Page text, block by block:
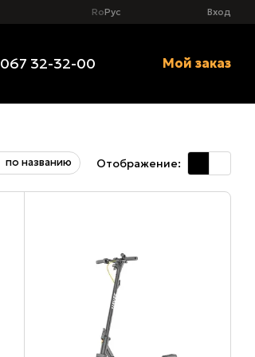
RoРус Вход
067 32-32-00 Мой заказ
по названию Отображение: